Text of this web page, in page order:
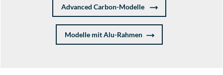
Advanced Carbon-Modelle
Modelle mit Alu-Rahmen